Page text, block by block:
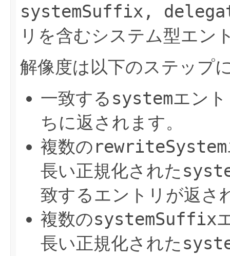
systemSuffix,
リを含むシステム型エン
解像度は以下のステップ
一致する systemエン
ちに返されます。
複数の rewriteSystem
長い正規化された
致するエントリが返さ
複数のsystemSuffix
長い正規化された